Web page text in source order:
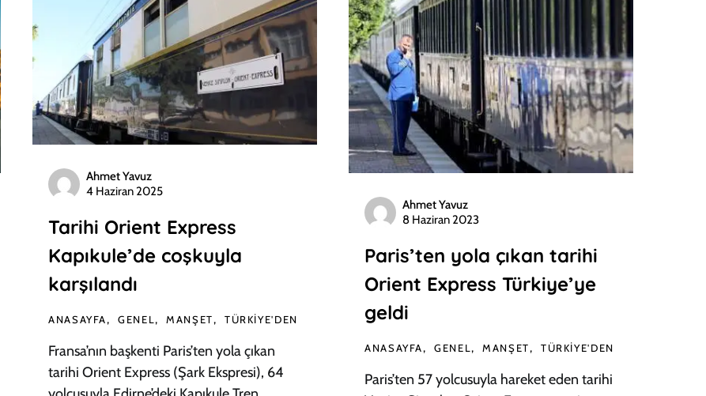
Ahmet Yavuz
4 Haziran 2025
Tarihi Orient Express
Kapıkule’de coşkuyla
karşılandı
ANASAYFA GENEL MANŞET TÜRKIYE'DEN
Fransa’nın başkenti Paris’ten yola çıkan
tarihi Orient Express (Şark Ekspresi), 64
Ahmet Yavuz
8 Haziran 2023
Paris’ten yola çıkan tarihi
Orient Express Türkiye’ye
geldi
ANASAYFA GENEL MANŞET TÜRKIYE'DEN
Paris’ten 57 yolcusuyla hareket eden tarihi